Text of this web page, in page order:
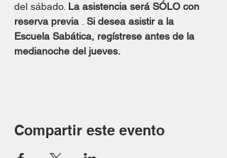
del sábado. La asistencia será SÓLO con
reserva previa
Si desea asistir a la
Escuela Sabática, regístrese antes de la
medianoche del jueves.
Compartir este evento